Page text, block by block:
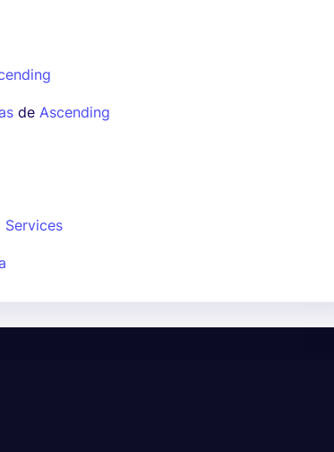
de Ascending
Services